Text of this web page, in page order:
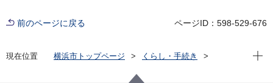
前のページに戻る ページID：598-529-676
現在位置 横浜市トップページ
くらし・手続き
ヨコハマ分譲マンションポータル
現在